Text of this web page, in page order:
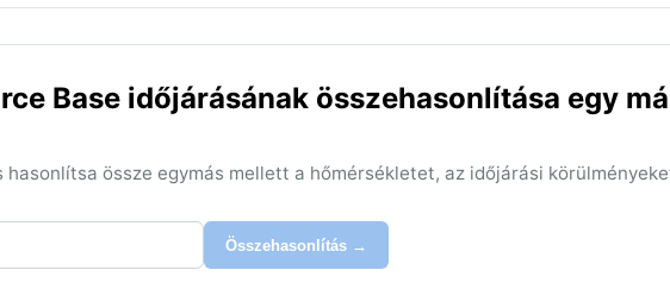
Base időjárásának összehasonlítása egy
össze egymás mellett a hőmérsékletet, az időjárási
Összehasonlítás →